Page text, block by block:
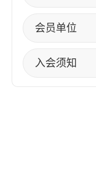
会员单位
入会须知